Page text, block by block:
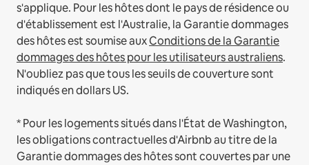
s'applique. Pour les hôtes dont le pays de résidence ou
d'établissement est l'Australie, la Garantie dommages
des hôtes est soumise auxConditions de la Garantie
dommages des hôtes pour les utilisateurs australiens.
N'oubliez pas que tous les seuils de couverture sont
indiqués en dollars US.
* Pour les logements situés dans l'État de Washington,
les obligations contractuelles d'Airbnb au titre de la
Garantie dommages des hôtes sont couvertes par une